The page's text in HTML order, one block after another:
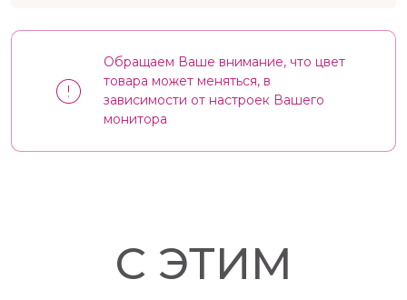
Обращаем Ваше внимание, что цвет
товара может меняться, в
зависимости от настроек Вашего
монитора
С ЭТИМ